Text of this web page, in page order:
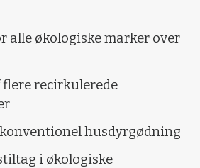
alle økologiske marker over
recirkulerede
husdyrgødning
i økologiske